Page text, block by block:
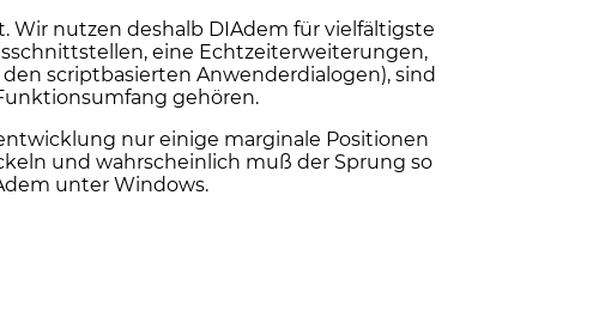
nutzen deshalb DIAdem für vielfältigste
eine Echtzeiterweiterungen,
scriptbasierten Anwenderdialogen), sind
gehören.
nur einige marginale Positionen
und wahrscheinlich muß der Sprung so
unter Windows.